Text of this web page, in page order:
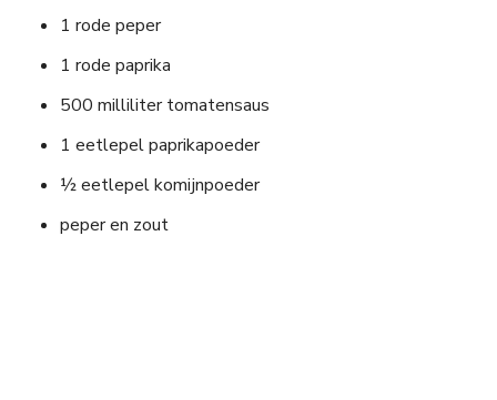
1 rode peper
1 rode paprika
500 milliliter tomatensaus
1 eetlepel paprikapoeder
½ eetlepel komijnpoeder
peper en zout